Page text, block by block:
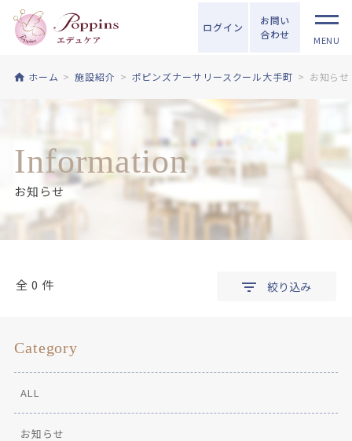
ログイン
お問い
合わせ
MENU
ホーム 施設紹介 ポピンズナーサリースクール大手町 お知らせ
Information
お知らせ
全 0 件 絞り込み
Category
ALL
お知らせ